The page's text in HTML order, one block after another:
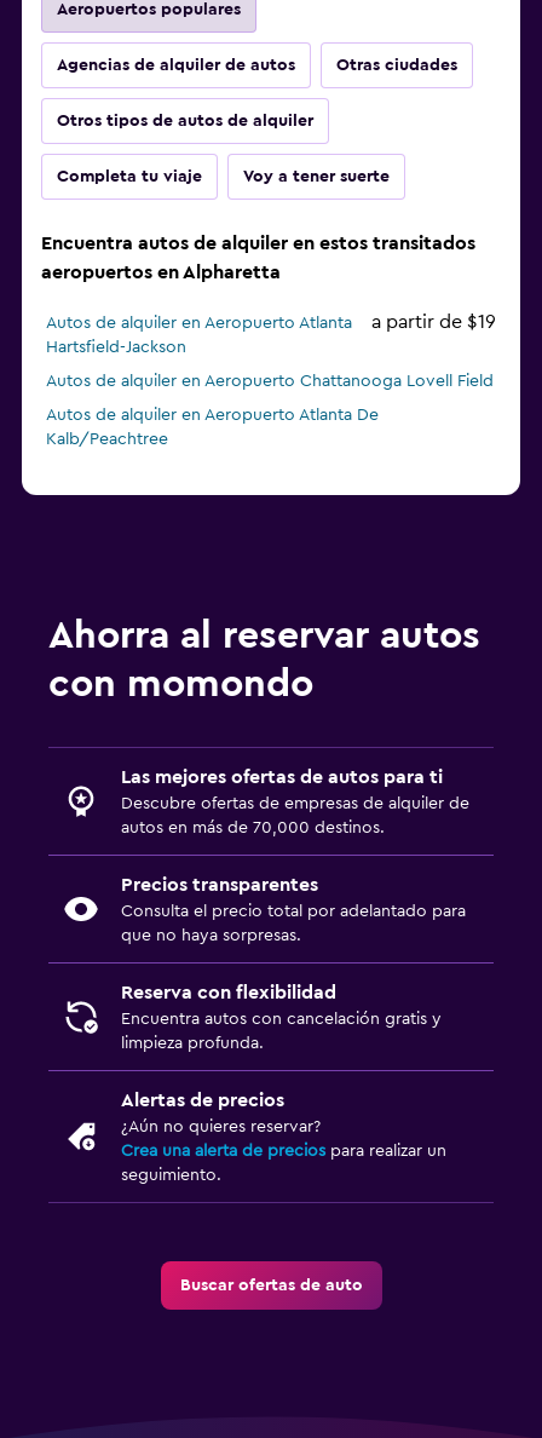
Aeropuertos populares
Agencias de alquiler de autos Otras ciudades
Otros tipos de autos de alquiler
Completa tu viaje Voy a tener suerte
Encuentra autos de alquiler en estos transitados
aeropuertos en Alpharetta
Autos de alquiler en Aeropuerto Atlanta
Hartsfield-Jackson
a partir de $19
Autos de alquiler en Aeropuerto Chattanooga Lovell Field
Autos de alquiler en Aeropuerto Atlanta De
Kalb/Peachtree
Ahorra al reservar autos
con momondo
Las mejores ofertas de autos para ti
Descubre ofertas de empresas de alquiler de
autos en más de 70,000 destinos.
Precios transparentes
Consulta el precio total por adelantado para
que no haya sorpresas.
Reserva con flexibilidad
Encuentra autos con cancelación gratis y
limpieza profunda.
Alertas de precios
¿Aún no quieres reservar?
Crea una alerta de precios para realizar un
seguimiento.
Buscar ofertas de auto